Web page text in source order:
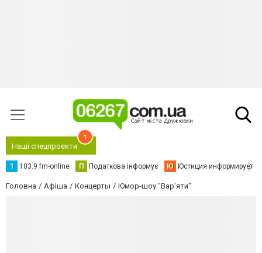
Наші спецпроєкти
1
1 103.9 fm-online П Податкова інформує Ю Юстиция информирует
Головна Афіша Концерты Юмор-шоу "Вар'яти"